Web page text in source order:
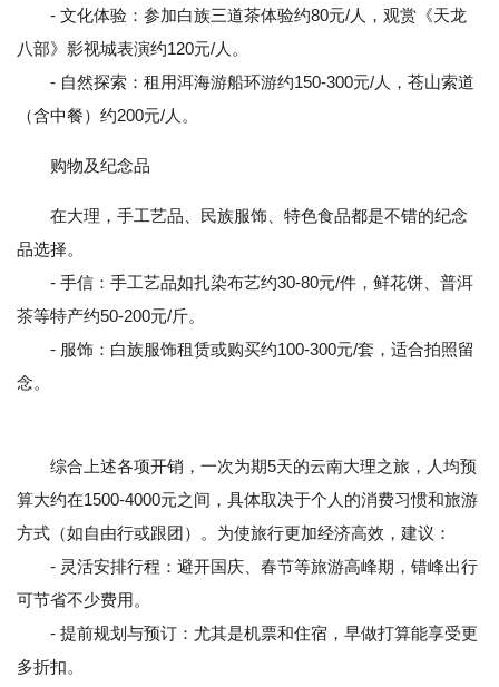
- 文化体验：参加白族三道茶体验约80元/人，观赏《天龙
八部》影视城表演约120元/人。
- 自然探索：租用洱海游船环游约150-300元/人，苍山索道
（含中餐）约200元/人。
购物及纪念品
在大理，手工艺品、民族服饰、特色食品都是不错的纪念
品选择。
- 手信：手工艺品如扎染布艺约30-80元/件，鲜花饼、普洱
茶等特产约50-200元/斤。
- 服饰：白族服饰租赁或购买约100-300元/套，适合拍照留
念。
综合上述各项开销，一次为期5天的云南大理之旅，人均预
算大约在1500-4000元之间，具体取决于个人的消费习惯和旅游
方式（如自由行或跟团）。为使旅行更加经济高效，建议：
- 灵活安排行程：避开国庆、春节等旅游高峰期，错峰出行
可节省不少费用。
- 提前规划与预订：尤其是机票和住宿，早做打算能享受更
多折扣。